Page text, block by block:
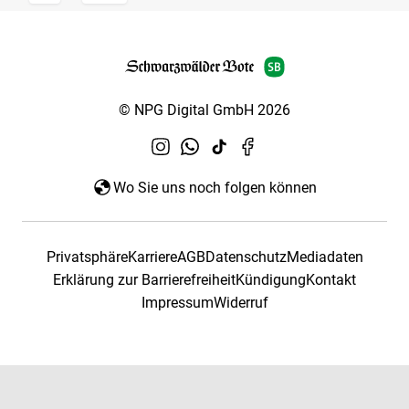
© NPG Digital GmbH 2026
Wo Sie uns noch folgen können
PrivatsphäreKarriereAGBDatenschutzMediadaten
Erklärung zur BarrierefreiheitKündigungKontakt
ImpressumWiderruf